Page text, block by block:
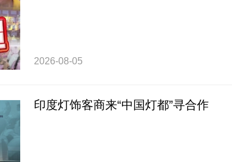
2026-08-05
印度灯饰客商来“中国灯都”寻合作